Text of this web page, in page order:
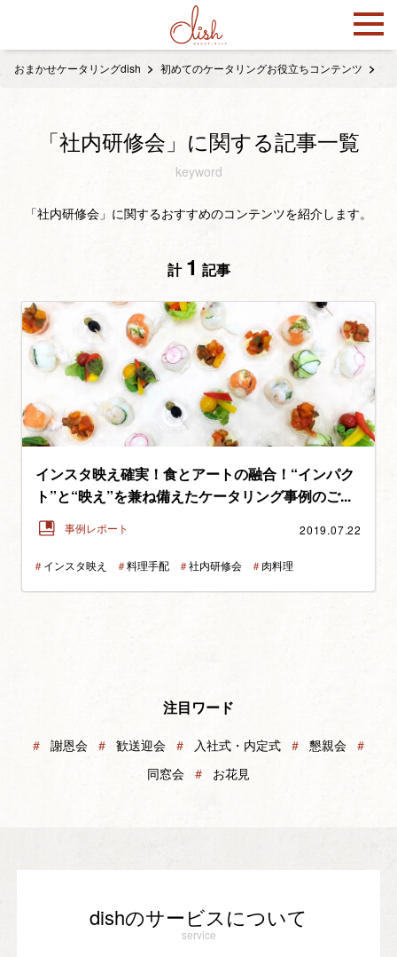
おまかせケータリングdish 初めてのケータリングお役立ちコンテンツ
「社内研修会」に関する記事一覧
keyword
「社内研修会」に関するおすすめのコンテンツを紹介します。
計 1 記事
インスタ映え確実！食とアートの融合！“インパク
ト”と“映え”を兼ね備えたケータリング事例のご...
事例レポート 2019.07.22
＃インスタ映え ＃料理手配 ＃社内研修会 ＃肉料理
注目ワード
＃ 謝恩会 ＃ 歓送迎会 ＃ 入社式・内定式 ＃ 懇親会 ＃
同窓会 ＃ お花見
dishのサービスについて
service